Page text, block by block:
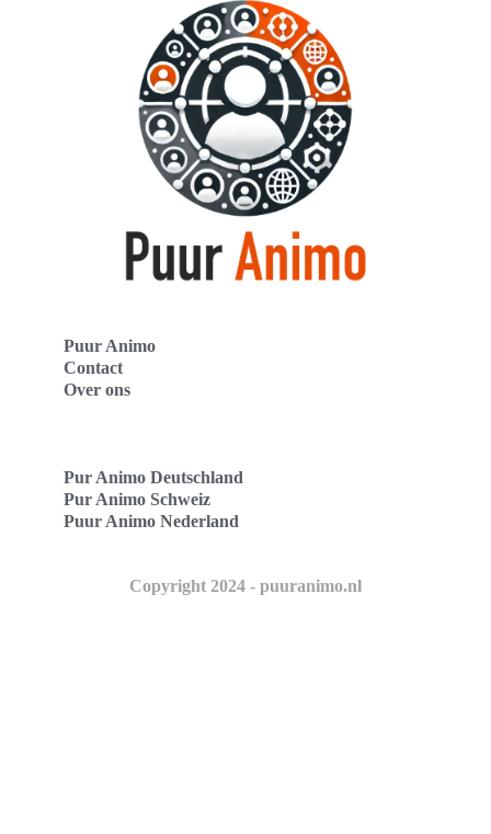
Puur Animo
Contact
Over ons
Pur Animo Deutschland
Pur Animo Schweiz
Puur Animo Nederland
Copyright 2024 - puuranimo.nl